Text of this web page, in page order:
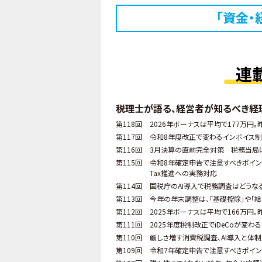
「資金
連
税理士が語る、経営者が知るべき経
第118回
2026年ボーナスは平均で177万円。
第117回
令和8年度改正で変わるインボイス制
第116回
3月決算の直前完全対策 税務当局
第115回
令和8年確定申告で注意すべきポイ
Tax推進への実務対応
第114回
国税庁のAI導入で税務調査はどうな
第113回
今年の年末調整は、「基礎控除」や「
第112回
2025年ボーナスは平均で166万円。
第111回
2025年度税制改正でiDeCoが変わる
第110回
厳しさ増す消費税調査、AI導入と体
第109回
令和7年確定申告で注意すべきポイ